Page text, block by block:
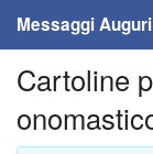
Messaggi
Home
Messaggi
Cartoline